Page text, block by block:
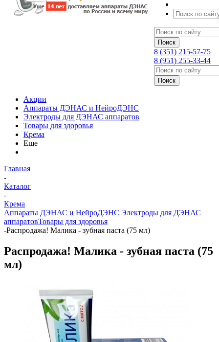
8 (351) 215-57-75
8 (951) 255-33-44
Акции
Аппараты ДЭНАС и НейроДЭНС
Электроды для ДЭНАС аппаратов
Товары для здоровья
Крема
Еще
Главная
-
Каталог
-
Крема
Аппараты ДЭНАС и НейроДЭНС Электроды для ДЭНАС
аппаратовТовары для здоровья
-Распродажа! Малика - зубная паста (75 мл)
Распродажа! Малика - зубная паста (75
мл)